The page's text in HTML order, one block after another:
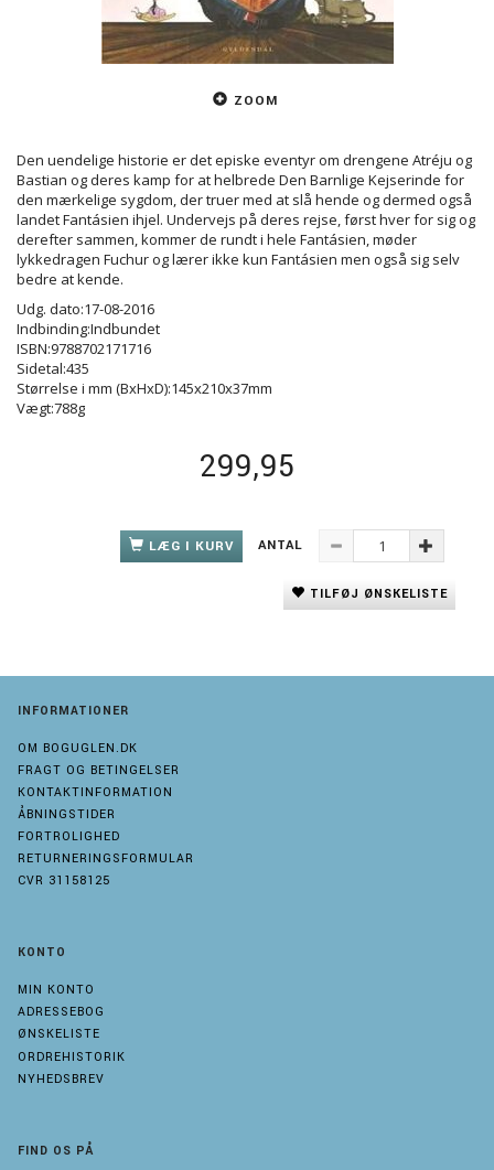
ZOOM
Den uendelige historie er det episke eventyr om drengene Atréju og
Bastian og deres kamp for at helbrede Den Barnlige Kejserinde for
den mærkelige sygdom, der truer med at slå hende og dermed også
landet Fantásien ihjel. Undervejs på deres rejse, først hver for sig og
derefter sammen, kommer de rundt i hele Fantásien, møder
lykkedragen Fuchur og lærer ikke kun Fantásien men også sig selv
bedre at kende.
Udg. dato:17-08-2016
Indbinding:Indbundet
ISBN:9788702171716
Sidetal:435
Størrelse i mm (BxHxD):145x210x37mm
Vægt:788g
299,95
LÆG I KURV ANTAL
TILFØJ ØNSKELISTE
INFORMATIONER
OM BOGUGLEN.DK
FRAGT OG BETINGELSER
KONTAKTINFORMATION
ÅBNINGSTIDER
FORTROLIGHED
RETURNERINGSFORMULAR
CVR 31158125
KONTO
MIN KONTO
ADRESSEBOG
ØNSKELISTE
ORDREHISTORIK
NYHEDSBREV
FIND OS PÅ